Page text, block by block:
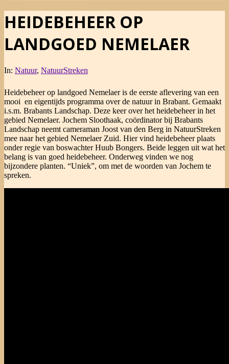
HEIDEBEHEER OP
LANDGOED NEMELAER
In: Natuur, NatuurStreken
Heidebeheer op landgoed Nemelaer is de eerste aflevering van een
mooi en eigentijds programma over de natuur in Brabant. Gemaakt
i.s.m. Brabants Landschap. Deze keer over het heidebeheer in het
gebied Nemelaer. Jochem Sloothaak, coördinator bij Brabants
Landschap neemt cameraman Joost van den Berg in NatuurStreken
mee naar het gebied Nemelaer Zuid. Hier vind heidebeheer plaats
onder regie van boswachter Huub Bongers. Beide leggen uit wat het
belang is van goed heidebeheer. Onderweg vinden we nog
bijzondere planten. “Uniek”, om met de woorden van Jochem te
spreken.